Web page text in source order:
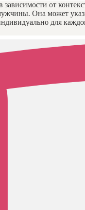
от
Она может
для